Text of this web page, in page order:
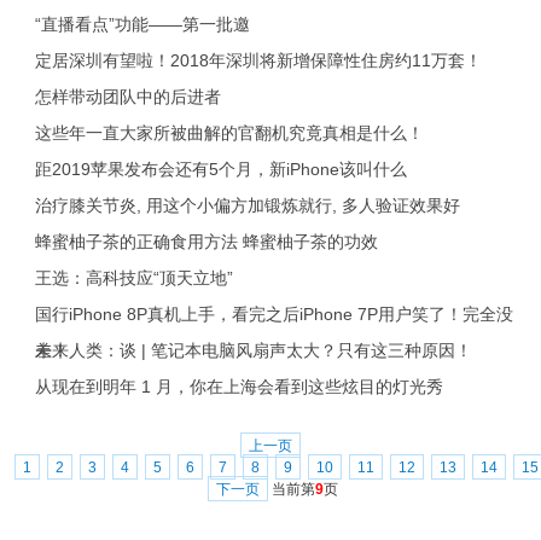
“直播看点”功能——第一批邀
定居深圳有望啦！2018年深圳将新增保障性住房约11万套！
怎样带动团队中的后进者
这些年一直大家所被曲解的官翻机究竟真相是什么！
距2019苹果发布会还有5个月，新iPhone该叫什么
治疗膝关节炎, 用这个小偏方加锻炼就行, 多人验证效果好
蜂蜜柚子茶的正确食用方法 蜂蜜柚子茶的功效
王选：高科技应“顶天立地”
国行iPhone 8P真机上手，看完之后iPhone 7P用户笑了！完全没
差！
未来人类：谈 | 笔记本电脑风扇声太大？只有这三种原因！
从现在到明年 1 月，你在上海会看到这些炫目的灯光秀
上一页
1
2 3 4 5 6 7 8 9 10 11 12 13 14
15
下一页
当前第9页